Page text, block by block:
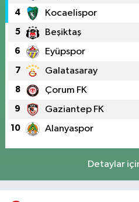
4 Kocaelispor
5 Beşiktaş
6 Eyüpspor
7 Galatasaray
8 Çorum FK
9 Gaziantep FK
10 Alanyaspor
Detaylar